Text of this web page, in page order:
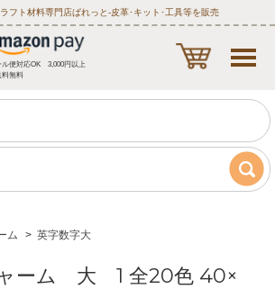
フト材料専門店ぱれっと‐皮革･キット･工具等を販売
ル便対応OK 3,000円以上
料無料
ム > 英字数字大
ーム 大 1 全20色 40×